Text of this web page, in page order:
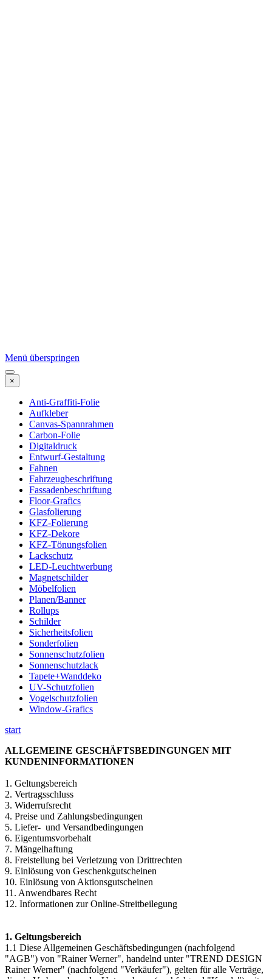
Menü überspringen
×
Anti-Graffiti-Folie
Aufkleber
Canvas-Spannrahmen
Carbon-Folie
Digitaldruck
Entwurf-Gestaltung
Fahnen
Fahrzeugbeschriftung
Fassadenbeschriftung
Floor-Grafics
Glasfolierung
KFZ-Folierung
KFZ-Dekore
KFZ-Tönungsfolien
Lackschutz
LED-Leuchtwerbung
Magnetschilder
Möbelfolien
Planen/Banner
Rollups
Schilder
Sicherheitsfolien
Sonderfolien
Sonnenschutzfolien
Sonnenschutzlack
Tapete+Wanddeko
UV-Schutzfolien
Vogelschutzfolien
Window-Grafics
start
ALLGEMEINE GESCHÄFTSBEDINGUNGEN MIT
KUNDENINFORMATIONEN
1. Geltungsbereich
2. Vertragsschluss
3. Widerrufsrecht
4. Preise und Zahlungsbedingungen
5. Liefer- und Versandbedingungen
6. Eigentumsvorbehalt
7. Mängelhaftung
8. Freistellung bei Verletzung von Drittrechten
9. Einlösung von Geschenkgutscheinen
10. Einlösung von Aktionsgutscheinen
11. Anwendbares Recht
12. Informationen zur Online-Streitbeilegung
1. Geltungsbereich
1.1 Diese Allgemeinen Geschäftsbedingungen (nachfolgend
"AGB") von "Rainer Werner", handelnd unter "TREND DESIGN
Rainer Werner" (nachfolgend "Verkäufer"), gelten für alle Verträge,